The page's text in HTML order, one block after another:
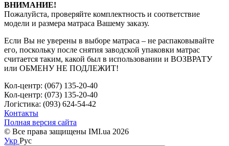
ВНИМАНИЕ!
Пожалуйста, проверяйте комплектность и соответствие
модели и размера матраса Вашему заказу.
Если Вы не уверены в выборе матраса – не распаковывайте
его, поскольку после снятия заводской упаковки матрас
считается таким, какой был в использовании и ВОЗВРАТУ
или ОБМЕНУ НЕ ПОДЛЕЖИТ!
Кол-центр: (067) 135-20-40
Кол-центр: (073) 135-20-40
Логістика: (093) 624-54-42
Контакты
Полная версия сайта
© Все права защищены IMI.ua 2026
Укр Рус